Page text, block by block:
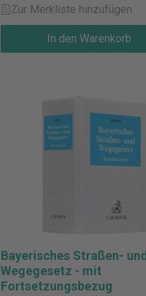
Zur Merkliste hinzufügen
In den Warenkorb
Bayerisches Straßen- und
Wegegesetz - mit
Fortsetzungsbezug